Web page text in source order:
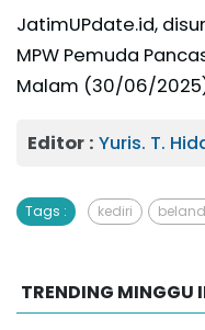
JatimUPdate.id,
MPW Pemuda
Malam (30/06/
Editor : Yuris. T.
Tags : kediri
TRENDING MINGGU